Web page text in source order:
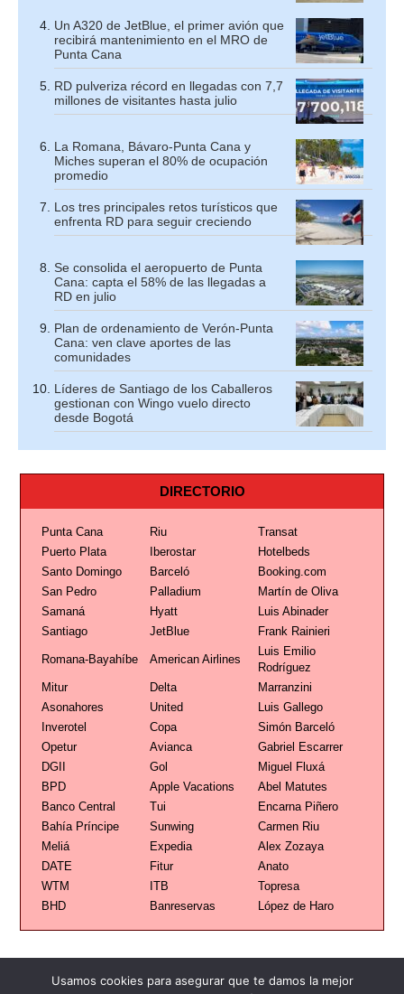
Un A320 de JetBlue, el primer avión que
recibirá mantenimiento en el MRO de
Punta Cana
RD pulveriza récord en llegadas con 7,7
millones de visitantes hasta julio
La Romana, Bávaro-Punta Cana y
Miches superan el 80% de ocupación
promedio
Los tres principales retos turísticos que
enfrenta RD para seguir creciendo
Se consolida el aeropuerto de Punta
Cana: capta el 58% de las llegadas a
RD en julio
Plan de ordenamiento de Verón-Punta
Cana: ven clave aportes de las
comunidades
Líderes de Santiago de los Caballeros
gestionan con Wingo vuelo directo
desde Bogotá
DIRECTORIO
Punta Cana Riu
Transat
Puerto Plata
Iberostar
Hotelbeds
Santo Domingo
Barceló
Booking.com
San Pedro
Palladium
Martín de Oliva
Samaná
Hyatt
Luis Abinader
Santiago
JetBlue Frank Rainieri
Romana-Bayahíbe American Airlines
Luis Emilio
Rodríguez
Mitur
Delta
Marranzini
Asonahores
United
Luis Gallego
Inverotel
Copa
Simón Barceló
Opetur
Avianca
Gabriel Escarrer
DGII
Gol
Miguel Fluxá
BPD
Apple Vacations
Abel Matutes
Banco Central
Tui
Encarna Piñero
Bahía Príncipe
Sunwing
Carmen Riu
Meliá
Expedia
Alex Zozaya
DATE
Fitur
Anato
WTM
ITB
Topresa
BHD
Banreservas López de Haro
Usamos cookies para asegurar que te damos la mejor